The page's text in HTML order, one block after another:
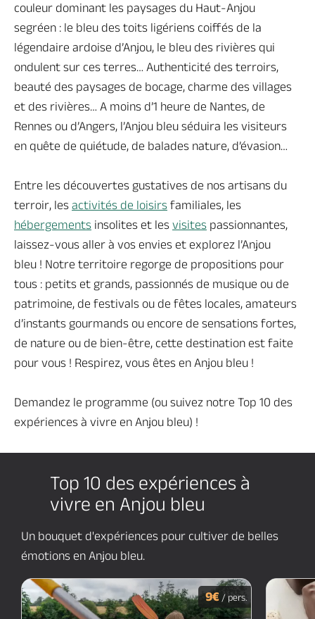
couleur dominant les paysages du Haut-Anjou
segréen : le bleu des toits ligériens coiffés de la
légendaire ardoise d’Anjou, le bleu des rivières qui
ondulent sur ces terres… Authenticité des terroirs,
beauté des paysages de bocage, charme des villages
et des rivières… A moins d’1 heure de Nantes, de
Rennes ou d’Angers, l’Anjou bleu séduira les visiteurs
en quête de quiétude, de balades nature, d’évasion…
Entre les découvertes gustatives de nos artisans du
terroir, les activités de loisirs familiales, les
hébergements insolites et les visites passionnantes,
laissez-vous aller à vos envies et explorez l’Anjou
bleu ! Notre territoire regorge de propositions pour
tous : petits et grands, passionnés de musique ou de
patrimoine, de festivals ou de fêtes locales, amateurs
d’instants gourmands ou encore de sensations fortes,
de nature ou de bien-être, cette destination est faite
pour vous ! Respirez, vous êtes en Anjou bleu !
Demandez le programme (ou suivez notre Top 10 des
expériences à vivre en Anjou bleu) !
Top 10 des expériences à
vivre en Anjou bleu
Un bouquet d'expériences pour cultiver de belles
émotions en Anjou bleu.
9€ / pers.